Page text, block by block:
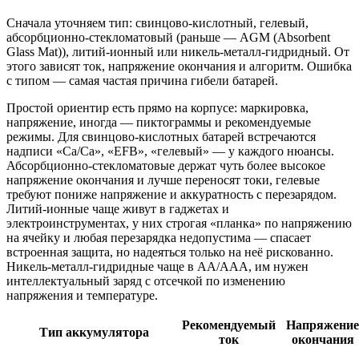
Сначала уточняем тип: свинцово‑кислотный, гелевый,
абсорбционно‑стекломатовый (раньше — AGM (Absorbent
Glass Mat)), литий‑ионный или никель‑металл‑гидридный. От
этого зависят ток, напряжение окончания и алгоритм. Ошибка
с типом — самая частая причина гибели батарей.
Простой ориентир есть прямо на корпусе: маркировка,
напряжение, иногда — пиктограммы и рекомендуемые
режимы. Для свинцово‑кислотных батарей встречаются
надписи «Ca/Ca», «EFB», «гелевый» — у каждого нюансы.
Абсорбционно‑стекломатовые держат чуть более высокое
напряжение окончания и лучше переносят токи, гелевые
требуют пониже напряжение и аккуратность с перезарядом.
Литий‑ионные чаще живут в гаджетах и
электроинструментах, у них строгая «планка» по напряжению
на ячейку и любая перезарядка недопустима — спасает
встроенная защита, но надеяться только на неё рискованно.
Никель‑металл‑гидридные чаще в AA/AAA, им нужен
интеллектуальный заряд с отсечкой по изменению
напряжения и температуре.
Тип аккумулятора
Рекомендуемый
ток
Напряжение
окончания